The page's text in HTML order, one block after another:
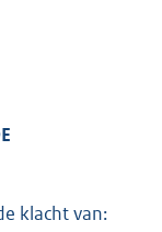
klacht van: